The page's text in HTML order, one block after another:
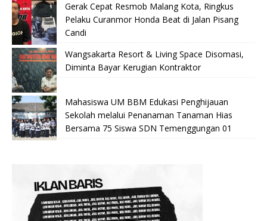
Gerak Cepat Resmob Malang Kota, Ringkus
Pelaku Curanmor Honda Beat di Jalan Pisang
Candi
Wangsakarta Resort & Living Space Disomasi,
Diminta Bayar Kerugian Kontraktor
Mahasiswa UM BBM Edukasi Penghijauan
Sekolah melalui Penanaman Tanaman Hias
Bersama 75 Siswa SDN Temenggungan 01